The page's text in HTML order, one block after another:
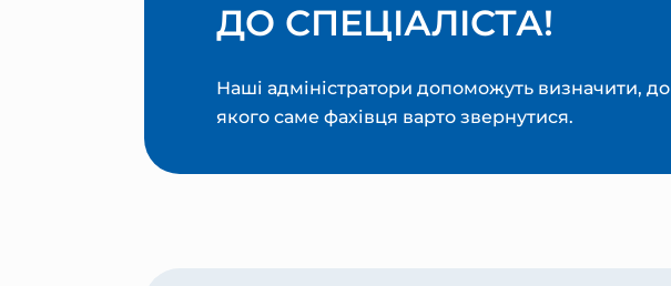
ДО СПЕЦІАЛІСТА!
Наші адміністратори допоможуть визначити, до
якого саме фахівця варто звернутися.